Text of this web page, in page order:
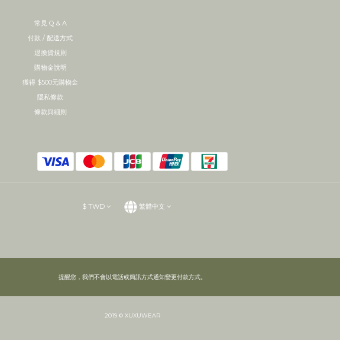
常見 Q & A
付款 / 配送方式
退換貨規則
購物金說明
獲得 $500元購物金
隱私條款
條款與細則
$ TWD 繁體中文
提醒您，我們不會以電話或簡訊方式通知變更付款方式。
2019 © XUXUWEAR